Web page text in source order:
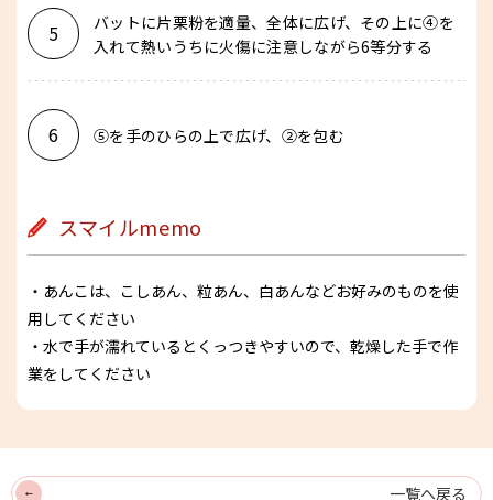
5
バットに片栗粉を適量、全体に広げ、その上に④を
入れて熱いうちに火傷に注意しながら6等分する
6 ⑤を手のひらの上で広げ、②を包む
スマイルmemo
・あんこは、こしあん、粒あん、白あんなどお好みのものを使
用してください
・水で手が濡れているとくっつきやすいので、乾燥した手で作
業をしてください
一覧へ戻る